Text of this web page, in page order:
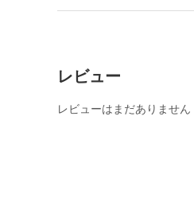
レビュー
レビューはまだありません